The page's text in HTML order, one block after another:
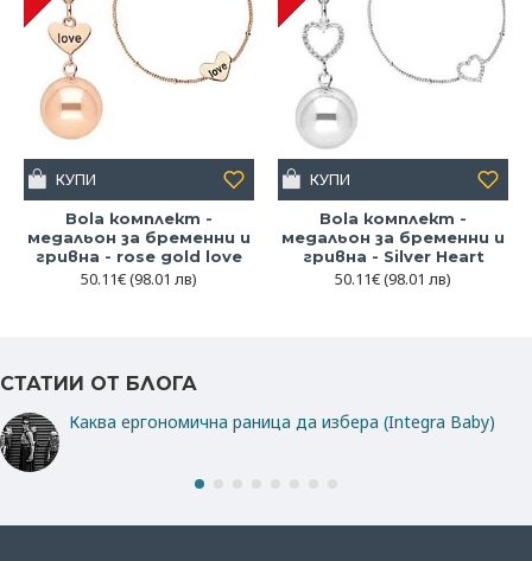
Bola комплект -
медальон за бременни и
гривна - rose gold love
50.11€(98.01 лв)
КУПИ
Bola комплект -
медальон за бременни и
гривна - Silver Heart
50.11€(98.01 лв)
КУПИ
СТАТИИ ОТ БЛОГА
Каква ергономична раница да избера (Integra Baby)